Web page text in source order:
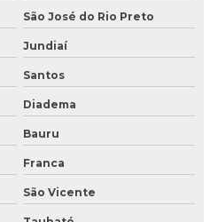
São José do Rio Preto
Jundiaí
Santos
Diadema
Bauru
Franca
São Vicente